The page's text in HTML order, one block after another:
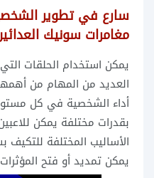
سارع في تطوير
مغامرات سونيك
يمكن استخدام الحلقات
العديد من المهام من
أداء الشخصية في كل
بقدرات مختلفة يمكن
الأساليب المختلفة للتكيف
يمكن تمديد أو فتح